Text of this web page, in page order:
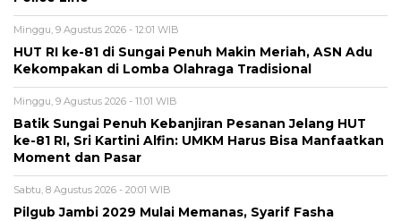
Minggu, 9 Agustus 2026 - 12:01 WIB
HUT RI ke-81 di Sungai Penuh Makin Meriah, ASN Adu
Kekompakan di Lomba Olahraga Tradisional
Minggu, 9 Agustus 2026 - 11:01 WIB
Batik Sungai Penuh Kebanjiran Pesanan Jelang HUT
ke-81 RI, Sri Kartini Alfin: UMKM Harus Bisa Manfaatkan
Moment dan Pasar
Sabtu, 8 Agustus 2026 - 20:01 WIB
Pilgub Jambi 2029 Mulai Memanas, Syarif Fasha